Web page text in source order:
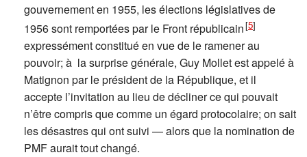
gouvernement en 1955, les élections législatives de
1956 sont remportées par le Front républicain[5]
expressément constitué en vue de le ramener au
pouvoir; à la surprise générale, Guy Mollet est appelé à
Matignon par le président de la République, et il
accepte l’invitation au lieu de décliner ce qui pouvait
n’être compris que comme un égard protocolaire; on sait
les désastres qui ont suivi — alors que la nomination de
PMF aurait tout changé.